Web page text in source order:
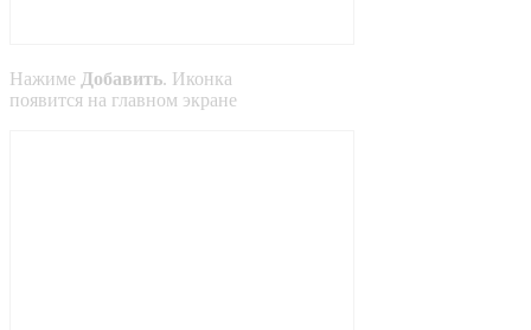
Нажиме Добавить. Иконка
появится на главном экране